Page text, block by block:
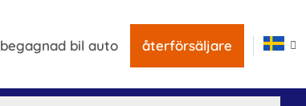
begagnad bil auto återförsäljare